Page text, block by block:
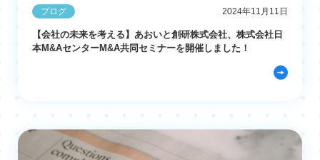
ブログ 2024年11月11日
【会社の未来を考える】あおいと創研株式会社、株式会社日
本M&AセンターM&A共同セミナーを開催しました！